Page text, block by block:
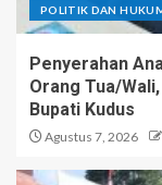
POLITIK DAN
Penyerahan
Orang Tua/
Bupati Kudus
Agustus 7, 2026